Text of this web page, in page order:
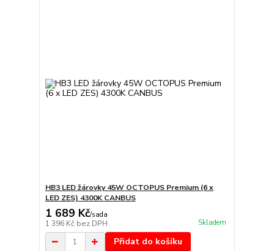
HB3 LED žárovky 45W OCTOPUS Premium (6 x
LED ZES) 4300K CANBUS
1 689 Kč/sada
1 396 Kč bez DPH Skladem
Přidat do košíku